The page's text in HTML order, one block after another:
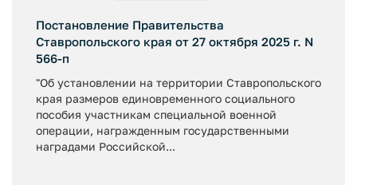
Постановление Правительства
Ставропольского края от 27 октября 2025 г. N
566-п
"Об установлении на территории Ставропольского
края размеров единовременного социального
пособия участникам специальной военной
операции, награжденным государственными
наградами Российской...